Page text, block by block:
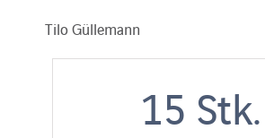
Tilo Güllemann
15 Stk.